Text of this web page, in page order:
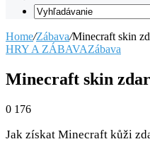
Article
Home/Zábava/Minecraft skin
HRY A ZÁBAVAZábava
Minecraft skin
0 176
Jak získat Minecraft kůži